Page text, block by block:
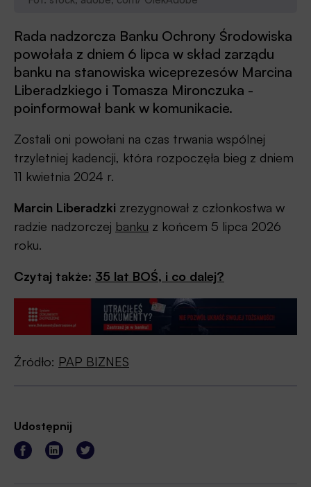
Rada nadzorcza Banku Ochrony Środowiska
powołała z dniem 6 lipca w skład zarządu
banku na stanowiska wiceprezesów Marcina
Liberadzkiego i Tomasza Mironczuka -
poinformował bank w komunikacie.
Zostali oni powołani na czas trwania wspólnej
trzyletniej kadencji, która rozpoczęła bieg z dniem
11 kwietnia 2024 r.
Marcin Liberadzki zrezygnował z członkostwa w
radzie nadzorczej banku z końcem 5 lipca 2026
roku.
Czytaj także: 35 lat BOŚ, i co dalej?
Źródło: PAP BIZNES
Udostępnij